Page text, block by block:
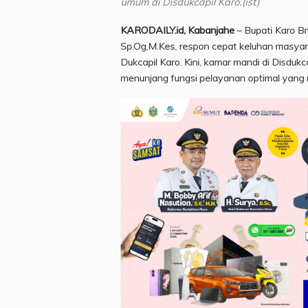
KARODAILY.id, Kabanjahe – Bupati Karo
Sp.Og,M.Kes, respon cepat keluhan
Dukcapil Karo. Kini, kamar mandi di
menunjang fungsi pelayanan optimal yang